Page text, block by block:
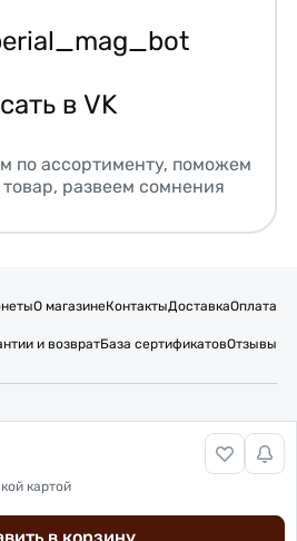
картой
в VK
по ассортименту, поможем
развеем сомнения
О магазинеКонтактыДоставкаОплата
и возвратБаза сертификатовОтзывы
данных